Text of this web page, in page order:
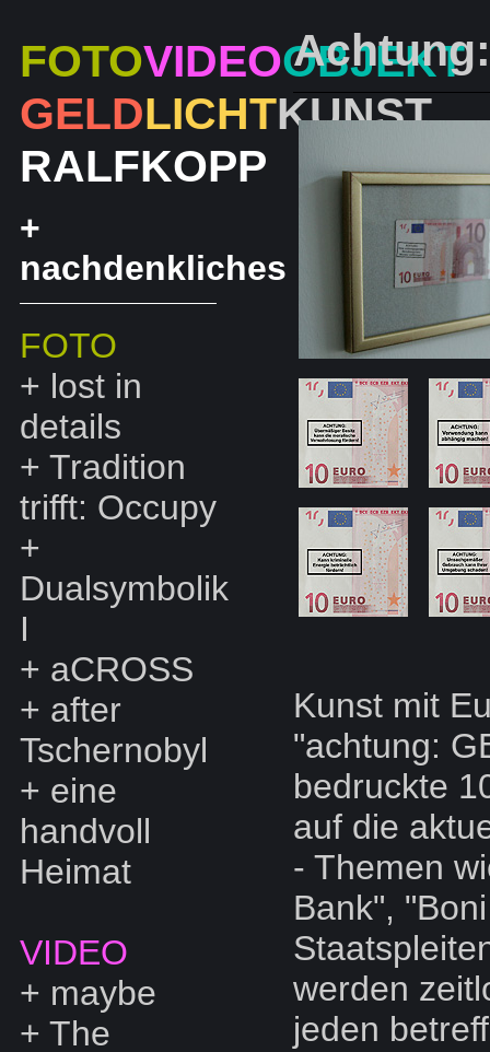
FOTOVIDEOOBJEKT
GELDLICHTKUNST
RALFKOPP
+
nachdenkliches
FOTO
+ lost in
details
+ Tradition
trifft: Occupy
+
Dualsymbolik
I
+ aCROSS
+ after
Tschernobyl
+ eine
handvoll
Heimat
VIDEO
+ maybe
+ The
Kunst mit
"achtung:
bedruckte
auf die
- Themen
Bank",
werden
jeden